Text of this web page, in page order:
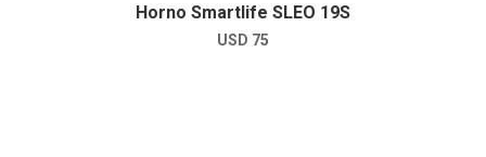
Horno Smartlife SLEO 19S
USD 75